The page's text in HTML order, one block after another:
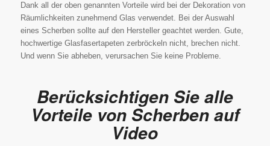
Dank all der oben genannten Vorteile wird bei der Dekoration von
Räumlichkeiten zunehmend Glas verwendet. Bei der Auswahl
eines Scherben sollte auf den Hersteller geachtet werden. Gute,
hochwertige Glasfasertapeten zerbröckeln nicht, brechen nicht.
Und wenn Sie abheben, verursachen Sie keine Probleme.
Berücksichtigen Sie alle
Vorteile von Scherben auf
Video